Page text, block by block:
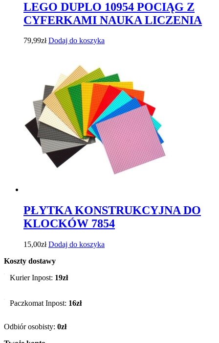
LEGO DUPLO 10954 POCIĄG Z
CYFERKAMI NAUKA LICZENIA
79,99zł Dodaj do koszyka
PŁYTKA KONSTRUKCYJNA DO
KLOCKÓW 7854
15,00zł Dodaj do koszyka
Koszty dostawy
Kurier Inpost: 19zł
Paczkomat Inpost: 16zł
Odbiór osobisty: 0zł